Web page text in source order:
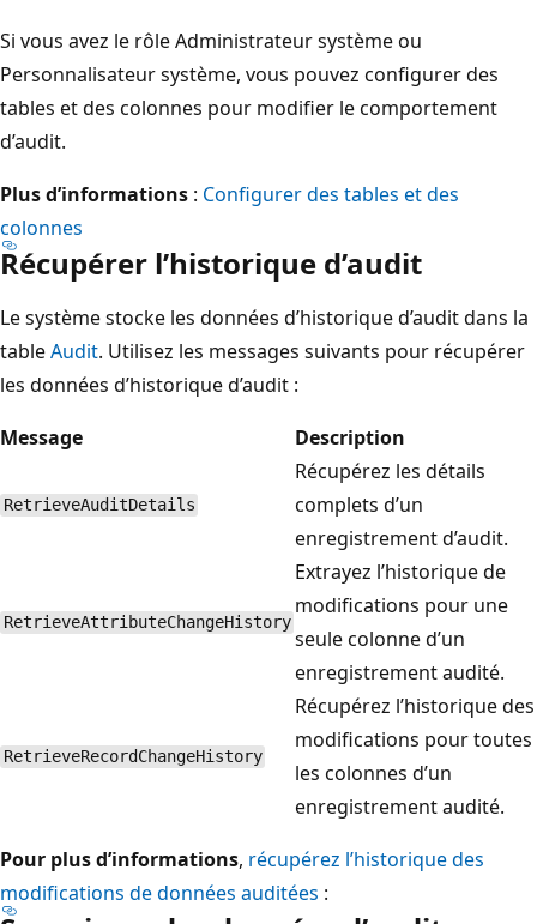
Si vous avez le rôle Administrateur système ou
Personnalisateur système, vous pouvez configurer des
tables et des colonnes pour modifier le comportement
d’audit.
Plus d’informations : Configurer des tables et des
colonnes
Récupérer l’historique d’audit
Le système stocke les données d’historique d’audit dans la
tableAudit. Utilisez les messages suivants pour récupérer
les données d’historique d’audit :
Message
Description
RetrieveAuditDetails
Récupérez les détails
complets d’un
enregistrement d’audit.
RetrieveAttributeChangeHistory
Extrayez l’historique de
modifications pour une
seule colonne d’un
enregistrement audité.
RetrieveRecordChangeHistory
Récupérez l’historique des
modifications pour toutes
les colonnes d’un
enregistrement audité.
Pour plus d’informations, récupérez l’historique des
modifications de données auditées :